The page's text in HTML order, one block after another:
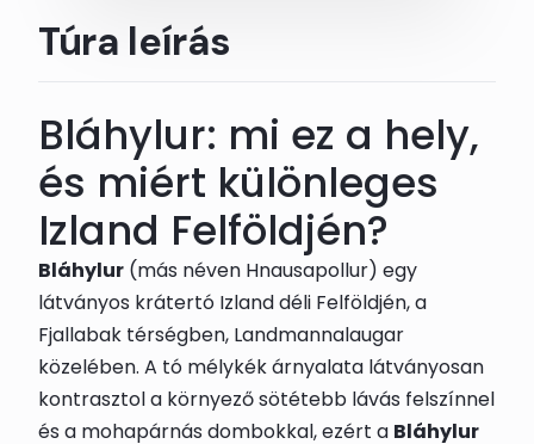
Túra leírás
Bláhylur: mi ez a hely,
és miért különleges
Izland Felföldjén?
Bláhylur (más néven Hnausapollur) egy
látványos krátertó Izland déli Felföldjén, a
Fjallabak térségben, Landmannalaugar
közelében. A tó mélykék árnyalata látványosan
kontrasztol a környező sötétebb lávás felszínnel
és a mohapárnás dombokkal, ezért a Bláhylur